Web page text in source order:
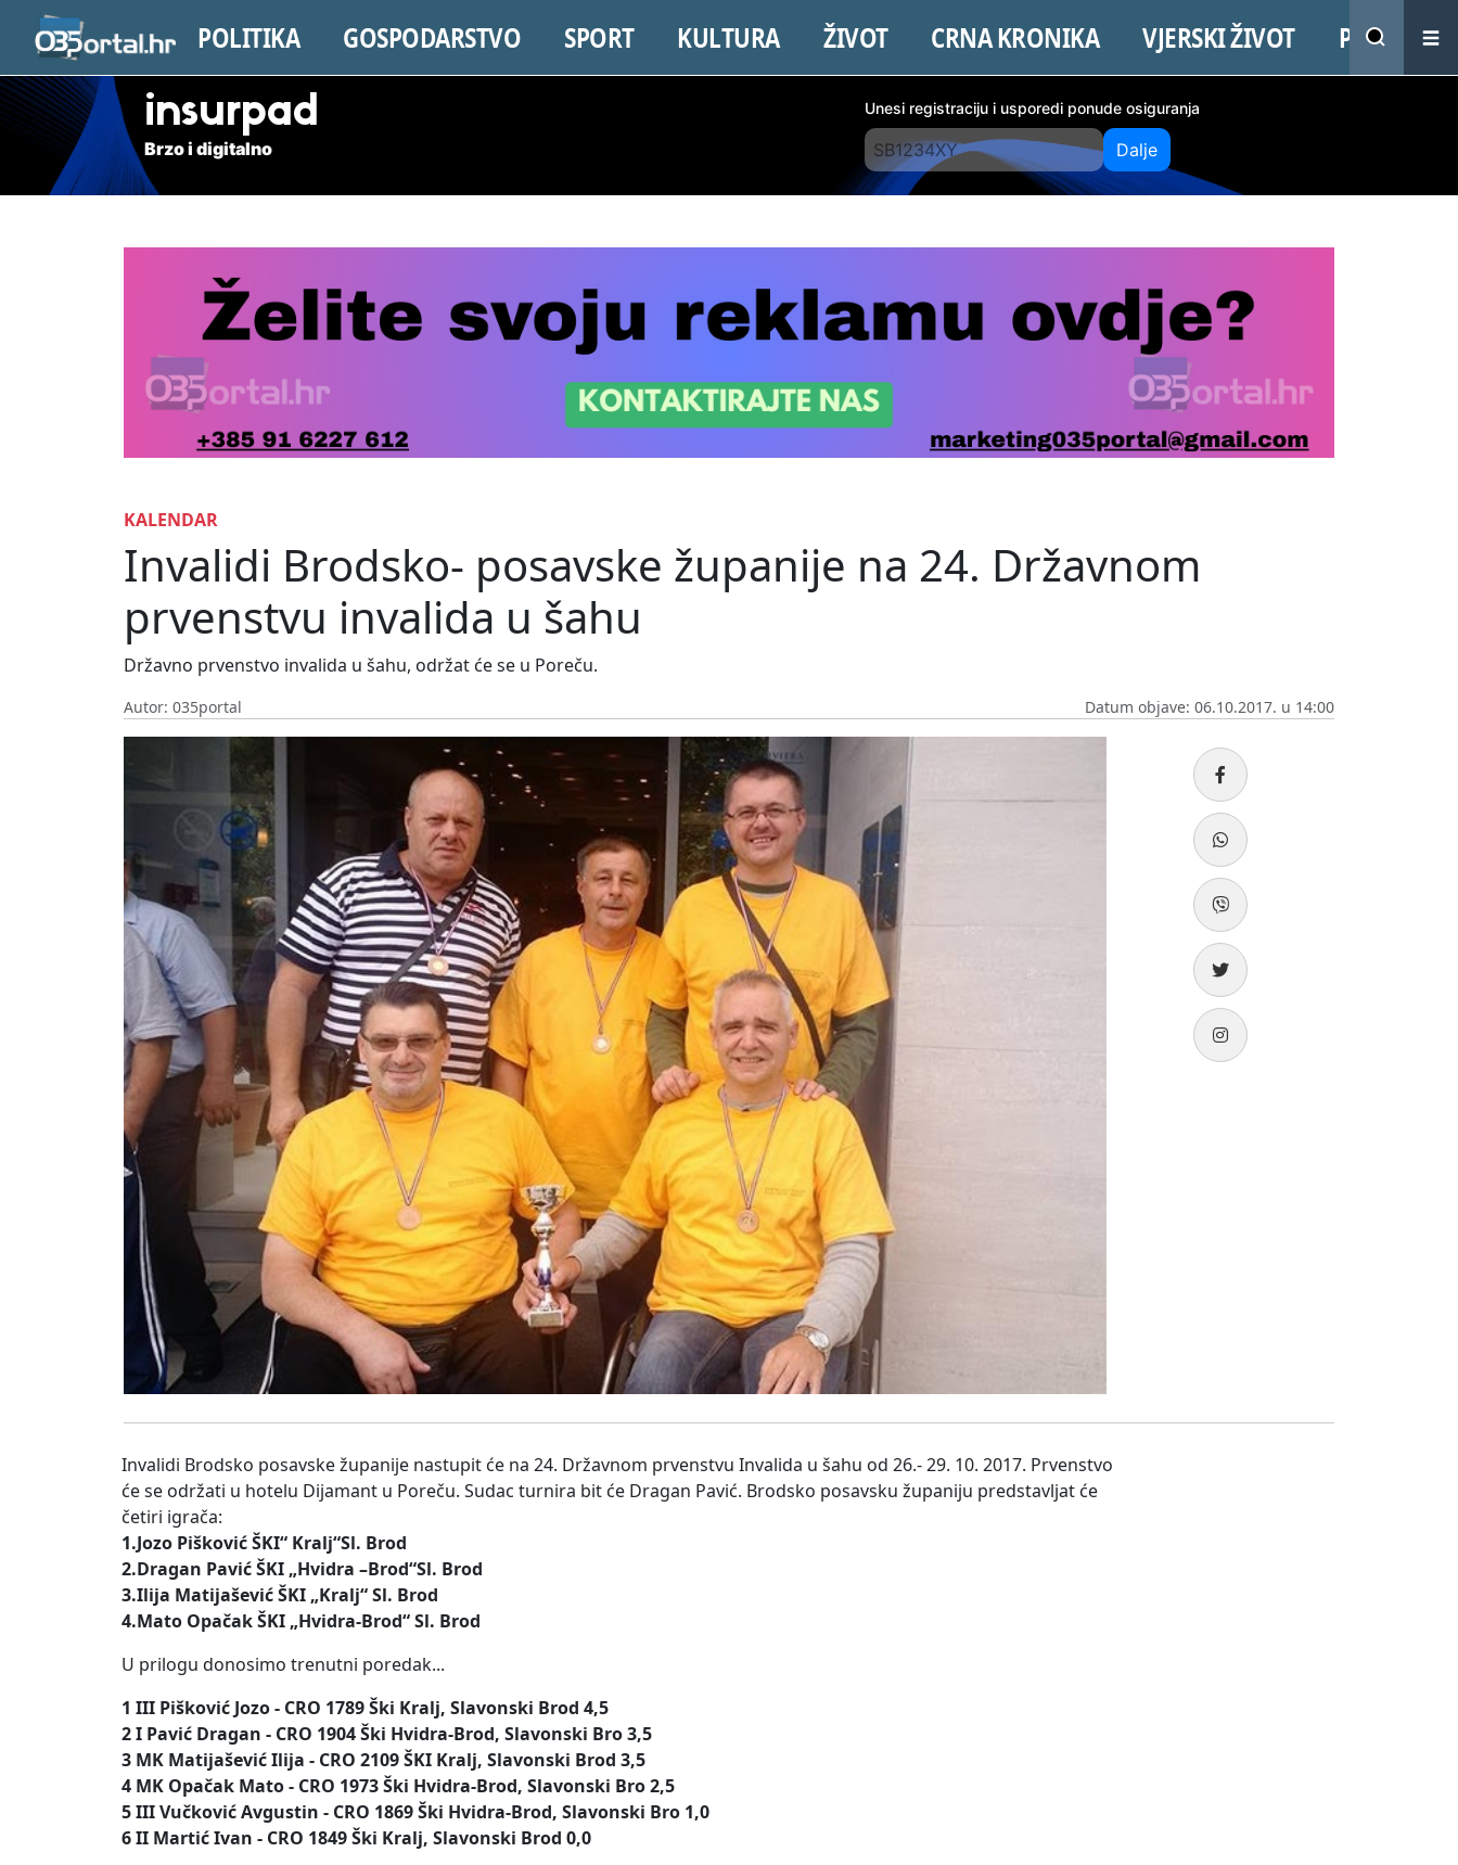
POLITIKA GOSPODARSTVO SPORT KULTURA ŽIVOT CRNA KRONIKA VJERSKI ŽIVOT PROMO
insurpad
Brzo i digitalno
Unesi registraciju i usporedi ponude osiguranja
Dalje
KALENDAR
Invalidi Brodsko- posavske županije na 24. Državnom
prvenstvu invalida u šahu
Državno prvenstvo invalida u šahu, održat će se u Poreču.
Autor: 035portal Datum objave: 06.10.2017. u 14:00
Invalidi Brodsko posavske županije nastupit će na 24. Državnom prvenstvu Invalida u šahu od 26.- 29. 10. 2017. Prvenstvo
će se održati u hotelu Dijamant u Poreču. Sudac turnira bit će Dragan Pavić. Brodsko posavsku županiju predstavljat će
četiri igrača:
1.Jozo Pišković ŠKI“ Kralj“Sl. Brod
2.Dragan Pavić ŠKI „Hvidra –Brod“Sl. Brod
3.Ilija Matijašević ŠKI „Kralj“ Sl. Brod
4.Mato Opačak ŠKI „Hvidra-Brod“ Sl. Brod
U prilogu donosimo trenutni poredak...
1 III Pišković Jozo - CRO 1789 Ški Kralj, Slavonski Brod 4,5
2 I Pavić Dragan - CRO 1904 Ški Hvidra-Brod, Slavonski Bro 3,5
3 MK Matijašević Ilija - CRO 2109 ŠKI Kralj, Slavonski Brod 3,5
4 MK Opačak Mato - CRO 1973 Ški Hvidra-Brod, Slavonski Bro 2,5
5 III Vučković Avgustin - CRO 1869 Ški Hvidra-Brod, Slavonski Bro 1,0
6 II Martić Ivan - CRO 1849 Ški Kralj, Slavonski Brod 0,0